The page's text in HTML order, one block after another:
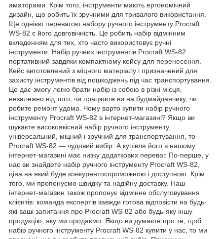
аматорами. Крім того, інструменти мають ергономічний
дизайн, що робить їх зручними для тривалого використання.
Ще однією перевагою набору ручного інструменту Procraft
WS-82 є його довговічність. Це робить набір відмінним
вкладенням для тих, хто часто використовує ручні
інструменти. Набір ручних інструментів Procraft WS-82
портативний завдяки компактному кейсу для перенесення.
Кейс виготовлений з міцного матеріалу і призначений для
захисту інструментів від пошкоджень під час транспортування.
Це дає змогу легко брати набір із собою в різні місця,
незалежно від того, чи працюєте ви на будмайданчику, чи
робите ремонт удома. Чому варто купити набір ручного
інструменту Procraft WS-82 в інтернет-магазині? Якщо ви
шукаєте високоякісний набір ручного інструменту,
універсальний, міцний і зручний для транспортування, то
Procraft WS-82 ― чудовий вибір. А купівля його в нашому
інтернет-магазині має низку додаткових переваг. По-перше, у
нас ви знайдете набір ручного інструменту Procraft WS-82,
ціна на який буде конкурентоспроможною і доступною. Крім
того, ми пропонуємо швидку та надійну доставку. Наш
інтернет-магазин також пропонує відмінне обслуговування
клієнтів: команда експертів завжди готова відповісти на будь-
які ваші запитання про Procraft WS-82 або будь-яку іншу
продукцію, яку ми продаємо. Якщо ви думаєте про те, щоб
набір ручного інструменту Procraft WS-82 купити у нас, то ми